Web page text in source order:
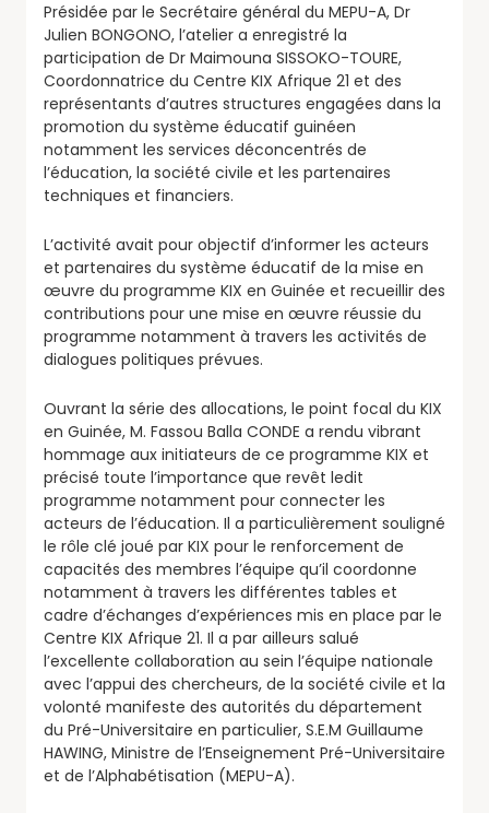
Présidée par le Secrétaire général du MEPU-A, Dr
Julien BONGONO, l’atelier a enregistré la
participation de Dr Maimouna SISSOKO-TOURE,
Coordonnatrice du Centre KIX Afrique 21 et des
représentants d’autres structures engagées dans la
promotion du système éducatif guinéen
notamment les services déconcentrés de
l’éducation, la société civile et les partenaires
techniques et financiers.
L’activité avait pour objectif d’informer les acteurs
et partenaires du système éducatif de la mise en
œuvre du programme KIX en Guinée et recueillir des
contributions pour une mise en œuvre réussie du
programme notamment à travers les activités de
dialogues politiques prévues.
Ouvrant la série des allocations, le point focal du KIX
en Guinée, M. Fassou Balla CONDE a rendu vibrant
hommage aux initiateurs de ce programme KIX et
précisé toute l’importance que revêt ledit
programme notamment pour connecter les
acteurs de l’éducation. Il a particulièrement souligné
le rôle clé joué par KIX pour le renforcement de
capacités des membres l’équipe qu’il coordonne
notamment à travers les différentes tables et
cadre d’échanges d’expériences mis en place par le
Centre KIX Afrique 21. Il a par ailleurs salué
l’excellente collaboration au sein l’équipe nationale
avec l’appui des chercheurs, de la société civile et la
volonté manifeste des autorités du département
du Pré-Universitaire en particulier, S.E.M Guillaume
HAWING, Ministre de l’Enseignement Pré-Universitaire
et de l’Alphabétisation (MEPU-A).